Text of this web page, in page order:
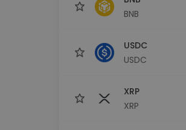
BNB
USDC
USDC
XRP
XRP